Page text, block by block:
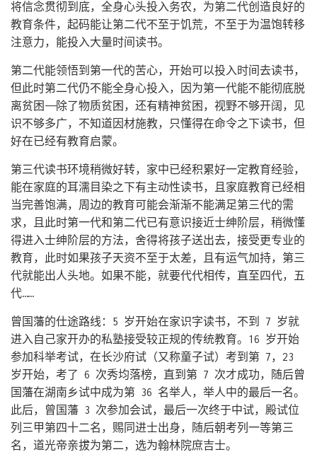
将信念贯彻到底，全身心头投入务农，为第二代创造良好的
教育条件，起码能让第二代不至于饥荒，不至于为温饱转移
注意力，能投入大量时间读书。
第二代能领悟到第一代的苦心，开始可以投入时间去读书，
但此时第二代仍不能全身心投入，因为第一代能不能彻底脱
离贫困——除了物质贫困，还有精神贫困，视野不够开阔，见
识不够多广，不知道因材施教，只懂得在命令之下读书，但
好在已经有教育启蒙。
第三代读书环境稍微好转，家中已经积累好一定教育经验，
能在家庭的耳濡目染之下有主动性读书，且家庭教育已经相
当完善饱满，周边的教育可能会渐渐不能满足第三代的需
求，且此时第一代和第二代已有意识接近士绅阶层，稍微懂
得进入士绅阶层的方法，舍得将孩子送出去，接受更专业的
教育，此时如果孩子天资不至于太差，且有运气加持，第三
代就能出人头地。如果不能，就要代代相传，直至四代，五
代……
曾国藩的仕途路线：5 岁开始在家识字读书，不到 7 岁就
进入自己家开办的私塾接受较正规的传统教育。16 岁开始
参加科举考试，在长沙府试（又称童子试）考到第 7，23
岁开始，考了 6 次秀均落榜，直到第 7 次才成功，随后曾
国藩在湖南乡试中成为第 36 名举人，举人中的最后一名。
此后，曾国藩 3 次参加会试，最后一次终于中试，殿试位
列三甲第四十二名，赐同进士出身，随后朝考列一等第三
名，道光帝亲拔为第二，选为翰林院庶吉士。